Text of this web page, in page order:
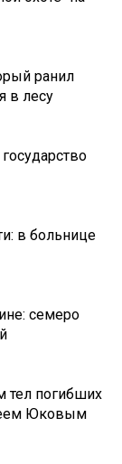
ранил
в лесу
в больнице
семеро
тел погибших
Юковым